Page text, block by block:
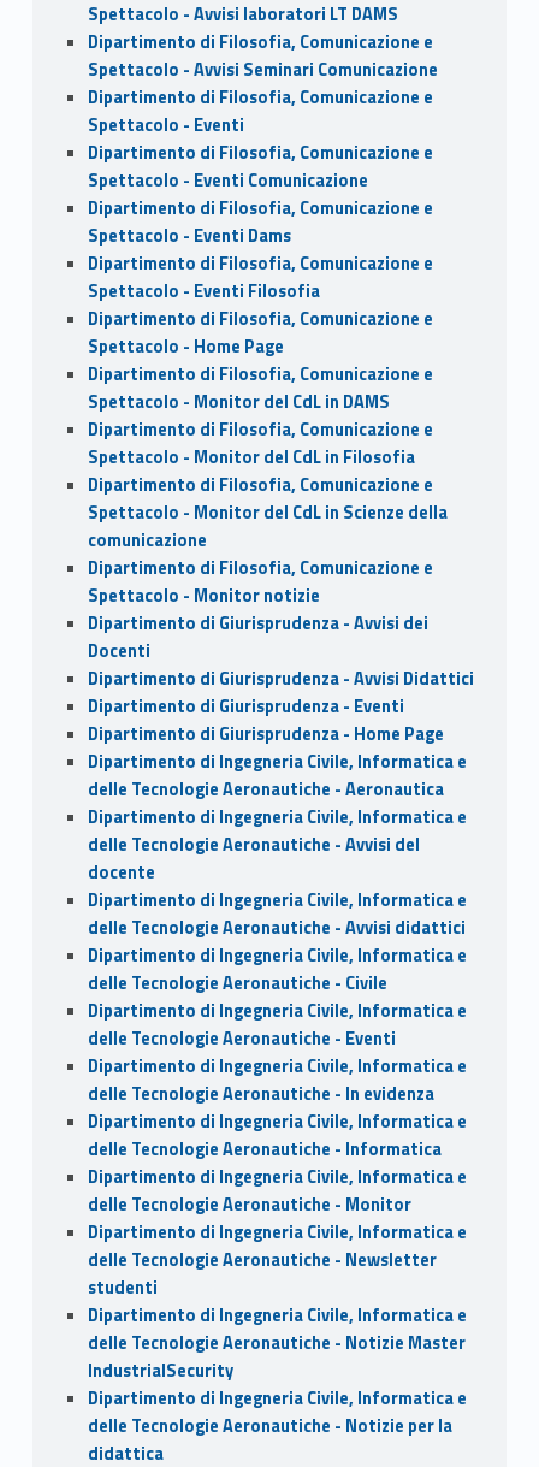
Spettacolo - Avvisi laboratori LT DAMS
Dipartimento di Filosofia, Comunicazione e
Spettacolo - Avvisi Seminari Comunicazione
Dipartimento di Filosofia, Comunicazione e
Spettacolo - Eventi
Dipartimento di Filosofia, Comunicazione e
Spettacolo - Eventi Comunicazione
Dipartimento di Filosofia, Comunicazione e
Spettacolo - Eventi Dams
Dipartimento di Filosofia, Comunicazione e
Spettacolo - Eventi Filosofia
Dipartimento di Filosofia, Comunicazione e
Spettacolo - Home Page
Dipartimento di Filosofia, Comunicazione e
Spettacolo - Monitor del CdL in DAMS
Dipartimento di Filosofia, Comunicazione e
Spettacolo - Monitor del CdL in Filosofia
Dipartimento di Filosofia, Comunicazione e
Spettacolo - Monitor del CdL in Scienze della
comunicazione
Dipartimento di Filosofia, Comunicazione e
Spettacolo - Monitor notizie
Dipartimento di Giurisprudenza - Avvisi dei
Docenti
Dipartimento di Giurisprudenza - Avvisi Didattici
Dipartimento di Giurisprudenza - Eventi
Dipartimento di Giurisprudenza - Home Page
Dipartimento di Ingegneria Civile, Informatica e
delle Tecnologie Aeronautiche - Aeronautica
Dipartimento di Ingegneria Civile, Informatica e
delle Tecnologie Aeronautiche - Avvisi del
docente
Dipartimento di Ingegneria Civile, Informatica e
delle Tecnologie Aeronautiche - Avvisi didattici
Dipartimento di Ingegneria Civile, Informatica e
delle Tecnologie Aeronautiche - Civile
Dipartimento di Ingegneria Civile, Informatica e
delle Tecnologie Aeronautiche - Eventi
Dipartimento di Ingegneria Civile, Informatica e
delle Tecnologie Aeronautiche - In evidenza
Dipartimento di Ingegneria Civile, Informatica e
delle Tecnologie Aeronautiche - Informatica
Dipartimento di Ingegneria Civile, Informatica e
delle Tecnologie Aeronautiche - Monitor
Dipartimento di Ingegneria Civile, Informatica e
delle Tecnologie Aeronautiche - Newsletter
studenti
Dipartimento di Ingegneria Civile, Informatica e
delle Tecnologie Aeronautiche - Notizie Master
IndustrialSecurity
Dipartimento di Ingegneria Civile, Informatica e
delle Tecnologie Aeronautiche - Notizie per la
didattica